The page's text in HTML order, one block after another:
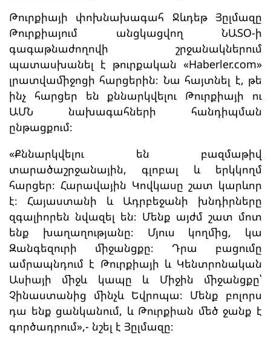
Թուրքիայի փոխնախագահ Ջևդեթ Յըլմազը
Թուրքիայում անցկացվող ՆԱՏՕ-ի
գագաթնաժողովի շրջանակներում
պատասխանել է թուրքական «Haberler.com»
լրատվամիջոցի հարցերին։ Նա հայտնել է, թե
ինչ հարցեր են քննարկվելու Թուրքիայի ու
ԱՄՆ նախագահների հանդիպման
ընթացքում։
«Քննարկվելու են բազմաթիվ
տարածաշրջանային, գլոբալ և երկկողմ
հարցեր։ Հարավային Կովկասը շատ կարևոր
է։ Հայաստանի և Ադրբեջանի խնդիրները
զգալիորեն նվազել են։ Մենք այժմ շատ մոտ
ենք խաղաղությանը։ Մյուս կողմից, կա
Զանգեզուրի միջանցքը։ Դրա բացումը
ամրապնդում է Թուրքիայի և Կենտրոնական
Ասիայի միջև կապը և Միջին միջանցքը՝
Չինաստանից մինչև Եվրոպա։ Մենք բոլորս
դա ենք ցանկանում, և Թուրքիան մեծ ջանք է
գործադրում»,- նշել է Յըլմազը։